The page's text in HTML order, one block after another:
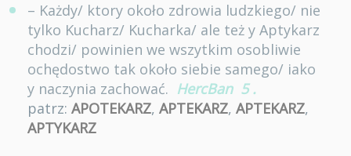
– Każdy/ ktory około zdrowia ludzkiego/ nie
tylko Kucharz/ Kucharka/ ale też y Aptykarz
chodzi/ powinien we wszytkim osobliwie
ochędostwo tak około siebie samego/ iako
y naczynia zachować. HercBan 5 .
patrz: APOTEKARZ, APTEKARZ, APTEKARZ,
APTYKARZ